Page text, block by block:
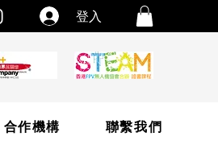
登入
合作機構 聯繫我們